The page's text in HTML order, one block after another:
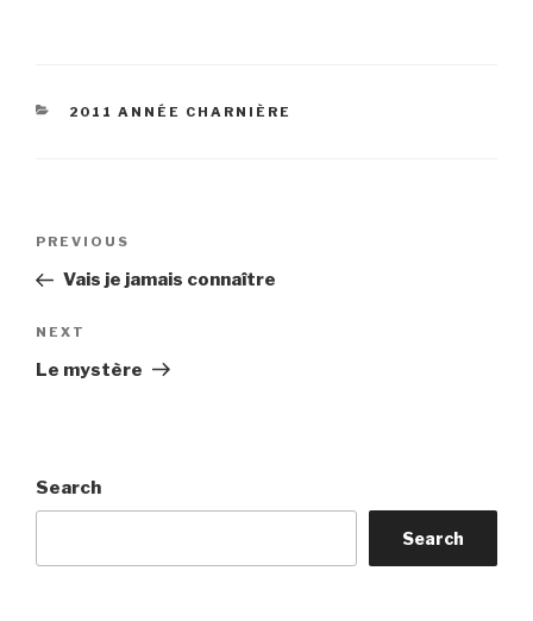
CATEGORIES
2011 ANNÉE CHARNIÈRE
Previous
Post
PREVIOUS
Vais je jamais connaître
Next
Post
NEXT
Le mystère
Search
Search